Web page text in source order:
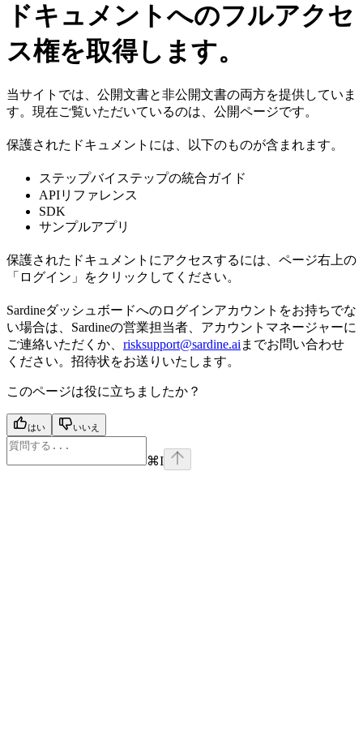
ドキュメントへのフルアクセ
ス権を取得します。
当サイトでは、公開文書と非公開文書の両方を提供していま
す。現在ご覧いただいているのは、公開ページです。
保護されたドキュメントには、以下のものが含まれます。
ステップバイステップの統合ガイド
APIリファレンス
SDK
サンプルアプリ
保護されたドキュメントにアクセスするには、ページ右上の
「ログイン」をクリックしてください。
Sardineダッシュボードへのログインアカウントをお持ちでな
い場合は、Sardineの営業担当者、アカウントマネージャーに
ご連絡いただくか、 risksupport@sardine.aiまでお問い合わせ
ください。招待状をお送りいたします。
このページは役に立ちましたか？
はい いいえ
⌘I